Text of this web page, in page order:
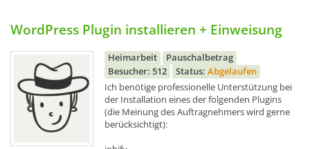
WordPress Plugin installieren + Einweisung
Heimarbeit
Pauschalbetrag
Besucher: 512
Status: Abgelaufen
Ich benötige professionelle Unterstützung bei
der Installation eines der folgenden Plugins
(die Meinung des Auftragnehmers wird gerne
berücksichtigt):